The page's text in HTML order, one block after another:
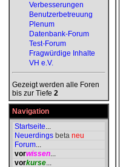
Verbesserungen
Benutzerbetreuung
Plenum
Datenbank-Forum
Test-Forum
Fragwürdige Inhalte
VH e.V.
Gezeigt werden alle Foren
bis zur Tiefe 2
Navigation
Startseite...
Neuerdings beta neu
Forum...
vorwissen...
vorkurse...